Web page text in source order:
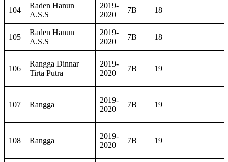
104
Raden Hanun
A.S.S
2019-
2020
7B 18
105
Raden Hanun
A.S.S
2019-
2020
7B 18
106
Rangga Dinnar
Tirta Putra
2019-
2020
7B 19
107 Rangga
2019-
2020
7B 19
108 Rangga
2019-
2020
7B 19